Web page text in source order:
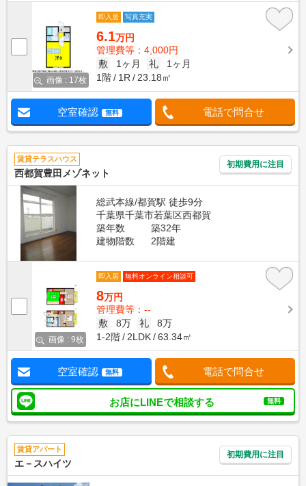
画像 : 17枚
即入居 写真充実
6.1万円
管理費等：4,000円
敷
1ヶ月 礼
1ヶ月
1階
1R 23.18㎡
空室確認 無料 電話で問合せ
賃貸テラスハウス
西都賀豊田メゾネット
初期費用に注目
総武本線/都賀駅 徒歩9分
千葉県千葉市若葉区西都賀
築年数
築32年
建物階数
2階建
画像 : 9枚
即入居 無料オンライン相談可
8万円
管理費等：--
敷
8万 礼
8万
1-2階
2LDK 63.34㎡
空室確認 無料 電話で問合せ
お店にLINEで相談する 無料
賃貸アパート
エ－スハイツ
初期費用に注目